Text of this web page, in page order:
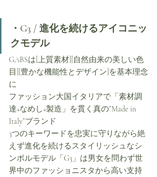
・G3 / 進化を続けるアイコニッ
クモデル
GABSは[上質素材][自然由来の美しい色
目][豊かな機能性とデザイン]を基本理念
に
ファッション大国イタリアで「素材調
達+なめし+製造」を貫く真の”Made in
Italy”ブランド
3つのキーワードを忠実に守りながら絶
えず進化を続けるスタイリッシュなシ
ンボルモデル「G3」は男女を問わず世
界中のファッショニスタから高い支持